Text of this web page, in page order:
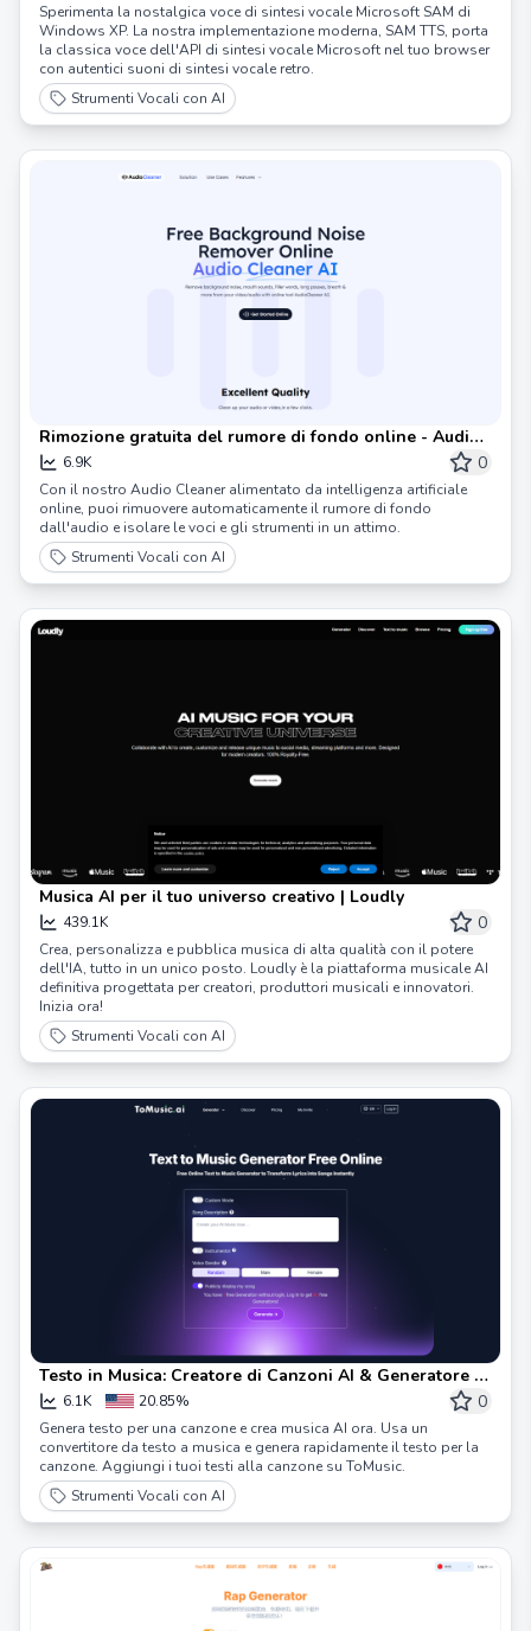
Sperimenta la nostalgica voce di sintesi vocale Microsoft SAM di
Windows XP. La nostra implementazione moderna, SAM TTS, porta
la classica voce dell'API di sintesi vocale Microsoft nel tuo browser
con autentici suoni di sintesi vocale retro.
Strumenti Vocali con AI
Rimozione gratuita del rumore di fondo online - Audio
Cleaner AI
6.9K 0
Con il nostro Audio Cleaner alimentato da intelligenza artificiale
online, puoi rimuovere automaticamente il rumore di fondo
dall'audio e isolare le voci e gli strumenti in un attimo.
Strumenti Vocali con AI
Musica AI per il tuo universo creativo | Loudly
439.1K 0
Crea, personalizza e pubblica musica di alta qualità con il potere
dell'IA, tutto in un unico posto. Loudly è la piattaforma musicale AI
definitiva progettata per creatori, produttori musicali e innovatori.
Inizia ora!
Strumenti Vocali con AI
Testo in Musica: Creatore di Canzoni AI & Generatore di
Musica da Testi
6.1K 20.85% 0
Genera testo per una canzone e crea musica AI ora. Usa un
convertitore da testo a musica e genera rapidamente il testo per la
canzone. Aggiungi i tuoi testi alla canzone su ToMusic.
Strumenti Vocali con AI